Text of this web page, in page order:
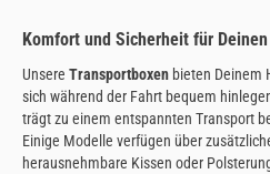
Komfort und Sicherheit für
Unsere Transportboxen bieten Deinem
sich während der Fahrt bequem
trägt zu einem entspannten Transport
Einige Modelle verfügen über
herausnehmbare Kissen oder